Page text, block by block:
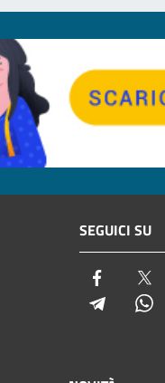
SEGUICI SU
Facebook
Telegram